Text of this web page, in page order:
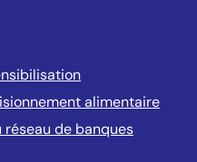
alimentaire
de banques